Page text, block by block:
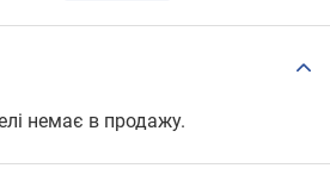
немає в продажу.